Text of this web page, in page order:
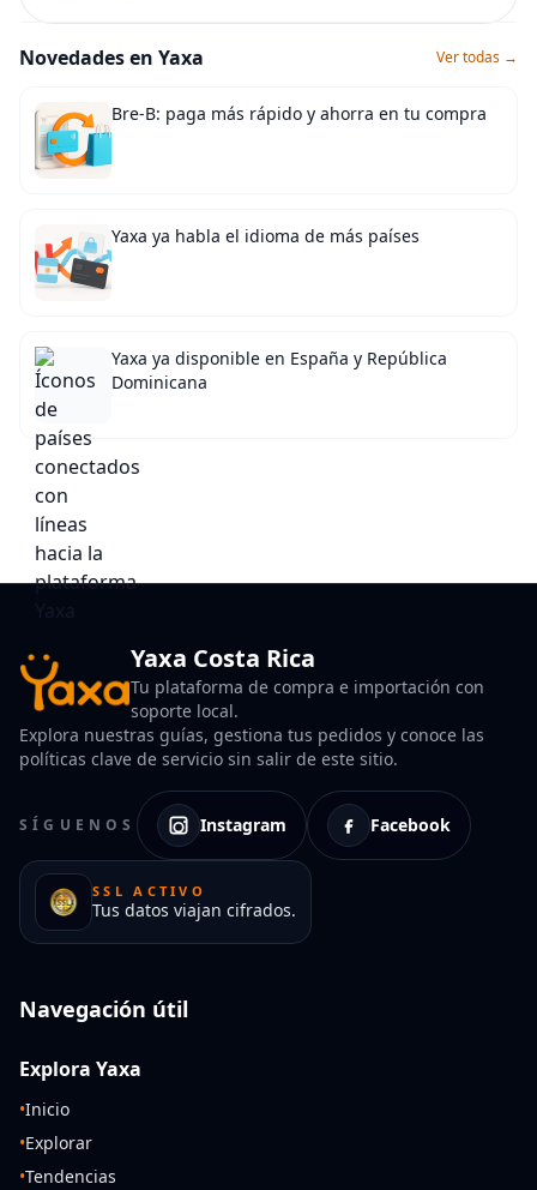
Novedades en Yaxa Ver todas →
Bre-B: paga más rápido y ahorra en tu compra
Yaxa ya habla el idioma de más países
Yaxa ya disponible en España y República
Dominicana
Yaxa Costa Rica
Tu plataforma de compra e importación con
soporte local.
Explora nuestras guías, gestiona tus pedidos y conoce las
políticas clave de servicio sin salir de este sitio.
SÍGUENOS Instagram Facebook
SSL ACTIVO
Tus datos viajan cifrados.
Navegación útil
Explora Yaxa
•Inicio
•Explorar
•Tendencias